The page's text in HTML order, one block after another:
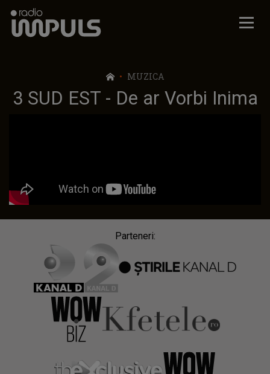
Radio Impuls
MUZICA
3 SUD EST - De ar Vorbi Inima
Parteneri: